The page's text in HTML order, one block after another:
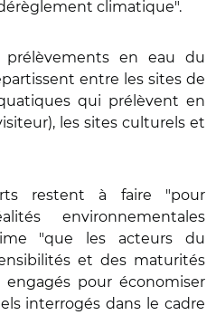
climatique".
prélèvements en eau du
entre les sites de
qui prélèvent en
les sites culturels et
restent à faire "pour
environnementales
"que les acteurs du
et des maturités
pour économiser
interrogés dans le cadre